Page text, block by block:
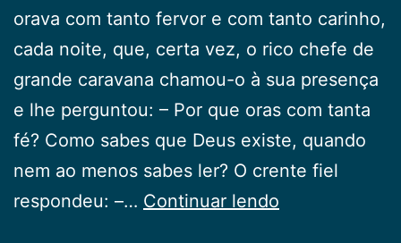
orava com tanto fervor e com tanto carinho,
cada noite, que, certa vez, o rico chefe de
grande caravana chamou-o à sua presença
e lhe perguntou: – Por que oras com tanta
fé? Como sabes que Deus existe, quando
nem ao menos sabes ler? O crente fiel
respondeu: –… Continuar lendo